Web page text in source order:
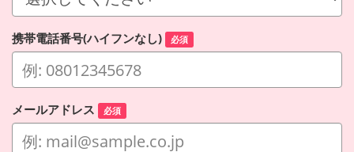
携帯電話番号(ハイフンなし) 必須
メールアドレス 必須